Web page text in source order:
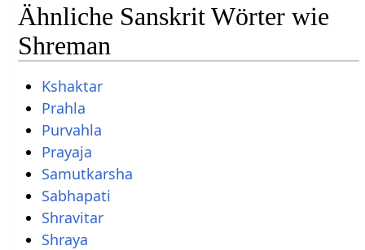
Ähnliche Sanskrit Wörter wie
Shreman
Kshaktar
Prahla
Purvahla
Prayaja
Samutkarsha
Sabhapati
Shravitar
Shraya